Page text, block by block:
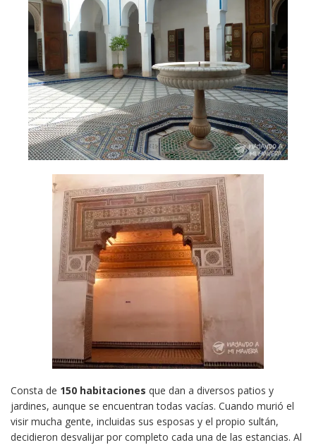
Consta de 150 habitaciones que dan a diversos patios y
jardines, aunque se encuentran todas vacías. Cuando murió el
visir mucha gente, incluidas sus esposas y el propio sultán,
decidieron desvalijar por completo cada una de las estancias. Al